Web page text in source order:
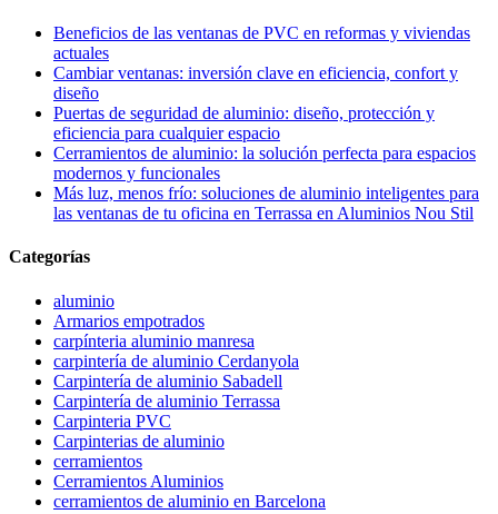
Beneficios de las ventanas de PVC en reformas y viviendas
actuales
Cambiar ventanas: inversión clave en eficiencia, confort y
diseño
Puertas de seguridad de aluminio: diseño, protección y
eficiencia para cualquier espacio
Cerramientos de aluminio: la solución perfecta para espacios
modernos y funcionales
Más luz, menos frío: soluciones de aluminio inteligentes para
las ventanas de tu oficina en Terrassa en Aluminios Nou Stil
Categorías
aluminio
Armarios empotrados
carpínteria aluminio manresa
carpintería de aluminio Cerdanyola
Carpintería de aluminio Sabadell
Carpintería de aluminio Terrassa
Carpinteria PVC
Carpinterias de aluminio
cerramientos
Cerramientos Aluminios
cerramientos de aluminio en Barcelona